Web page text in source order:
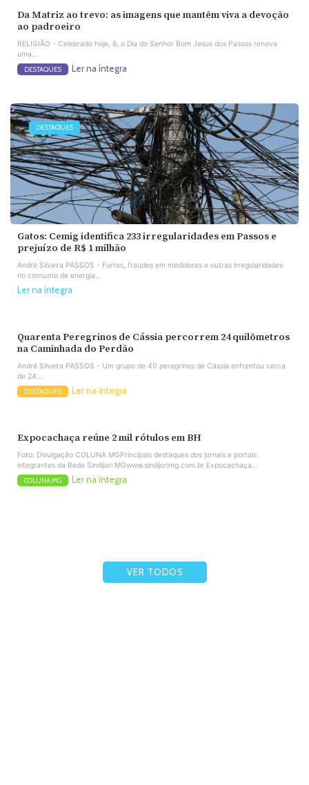
Da Matriz ao trevo: as imagens que mantêm viva a devoção
ao padroeiro
RELIGIÃO - Celebrado hoje, 6, o Dia do Senhor Bom Jesus dos Passos renova
uma...
DESTAQUES Ler na íntegra
DESTAQUES
Gatos: Cemig identifica 233 irregularidades em Passos e
prejuízo de R$ 1 milhão
André Silveira PASSOS - Furtos, fraudes em medidores e outras irregularidades
no consumo de energia...
Ler na íntegra
Quarenta Peregrinos de Cássia percorrem 24 quilômetros
na Caminhada do Perdão
André Silveira PASSOS - Um grupo de 40 peregrinos de Cássia enfrentou cerca
de 24...
DESTAQUES Ler na íntegra
Expocachaça reúne 2 mil rótulos em BH
Foto: Divulgação COLUNA MGPrincipais destaques dos jornais e portais
integrantes da Rede Sindijori MGwww.sindijorimg.com.br Expocachaça...
COLUNA MG Ler na íntegra
VER TODOS